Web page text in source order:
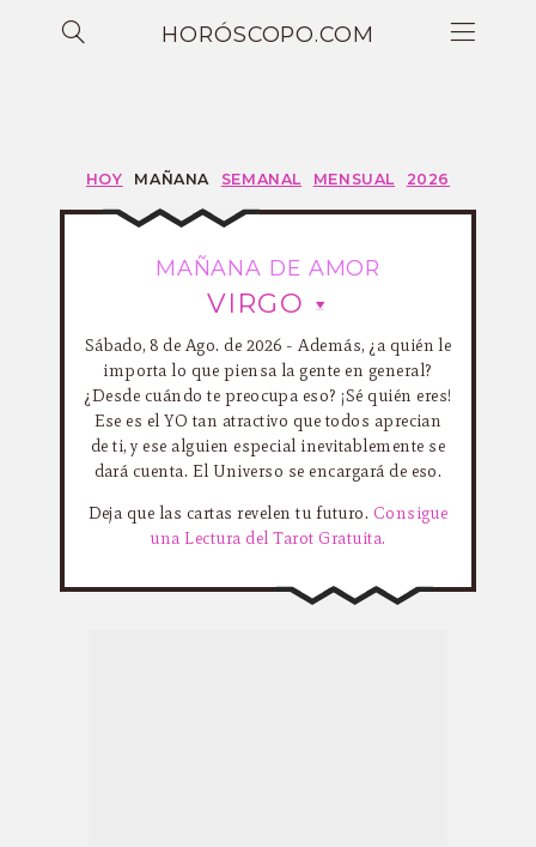
HORÓSCOPO.COM
HOY MAÑANA SEMANAL MENSUAL 2026
MAÑANA DE AMOR
VIRGO
Sábado, 8 de Ago. de 2026 - Además, ¿a quién le
importa lo que piensa la gente en general?
¿Desde cuándo te preocupa eso? ¡Sé quién eres!
Ese es el YO tan atractivo que todos aprecian
de ti, y ese alguien especial inevitablemente se
dará cuenta. El Universo se encargará de eso.
Deja que las cartas revelen tu futuro. Consigue
una Lectura del Tarot Gratuita.